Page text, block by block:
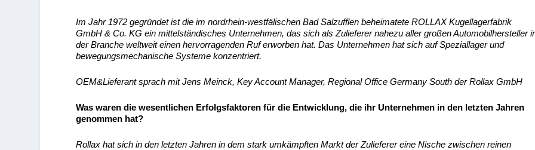
Im Jahr 1972 gegründet ist die im nordrhein-westfälischen Bad Salzufflen beheimatete ROLLAX Kugellagerfabrik
GmbH & Co. KG ein mittelständisches Unternehmen, das sich als Zulieferer nahezu aller großen Automobilhersteller
der Branche weltweit einen hervorragenden Ruf erworben hat. Das Unternehmen hat sich auf Speziallager und
bewegungsmechanische Systeme konzentriert.
OEM&Lieferant sprach mit Jens Meinck, Key Account Manager, Regional Office Germany South der Rollax GmbH
Was waren die wesentlichen Erfolgsfaktoren für die Entwicklung, die ihr Unternehmen in den letzten Jahren
genommen hat?
Rollax hat sich in den letzten Jahren in dem stark umkämpften Markt der Zulieferer eine Nische zwischen reinen